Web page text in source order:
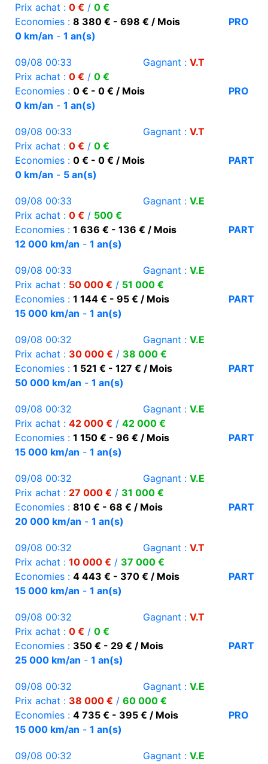
Prix achat : 0 € / 0 €
Economies : 8 380 € - 698 € / Mois
PRO
0 km/an - 1 an(s)
09/08 00:33 Gagnant : V.T
Prix achat : 0 € / 0 €
Economies : 0 € - 0 € / Mois
PRO
0 km/an - 1 an(s)
09/08 00:33 Gagnant : V.T
Prix achat : 0 € / 0 €
Economies : 0 € - 0 € / Mois
PART
0 km/an - 5 an(s)
09/08 00:33 Gagnant : V.E
Prix achat : 0 € / 500 €
Economies : 1 636 € - 136 € / Mois
PART
12 000 km/an - 1 an(s)
09/08 00:33 Gagnant : V.E
Prix achat : 50 000 € / 51 000 €
Economies : 1 144 € - 95 € / Mois
PART
15 000 km/an - 1 an(s)
09/08 00:32 Gagnant : V.E
Prix achat : 30 000 € / 38 000 €
Economies : 1 521 € - 127 € / Mois
PART
50 000 km/an - 1 an(s)
09/08 00:32 Gagnant : V.E
Prix achat : 42 000 € / 42 000 €
Economies : 1 150 € - 96 € / Mois
PART
15 000 km/an - 1 an(s)
09/08 00:32 Gagnant : V.E
Prix achat : 27 000 € / 31 000 €
Economies : 810 € - 68 € / Mois
PART
20 000 km/an - 1 an(s)
09/08 00:32 Gagnant : V.T
Prix achat : 10 000 € / 37 000 €
Economies : 4 443 € - 370 € / Mois
PART
15 000 km/an - 1 an(s)
09/08 00:32 Gagnant : V.T
Prix achat : 0 € / 0 €
Economies : 350 € - 29 € / Mois
PART
25 000 km/an - 1 an(s)
09/08 00:32 Gagnant : V.E
Prix achat : 38 000 € / 60 000 €
Economies : 4 735 € - 395 € / Mois
PRO
15 000 km/an - 1 an(s)
09/08 00:32 Gagnant : V.E